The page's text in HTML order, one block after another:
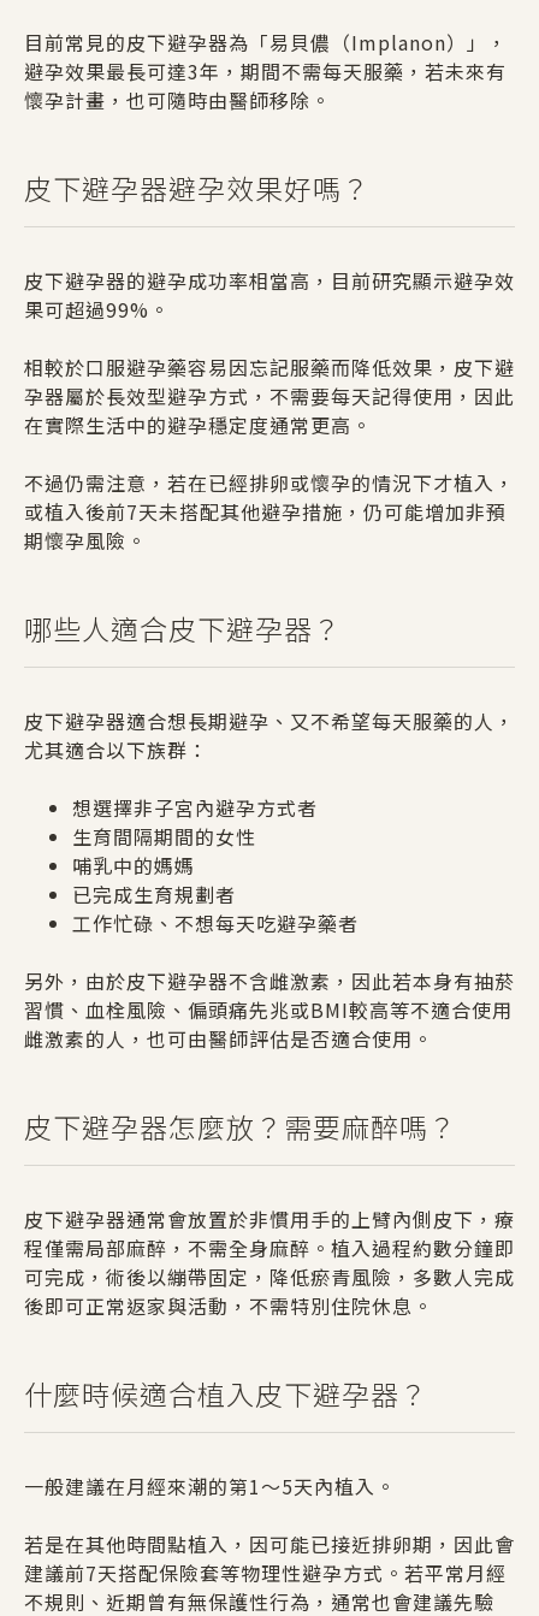
目前常見的皮下避孕器為「易貝儂（Implanon）」，
避孕效果最長可達3年，期間不需每天服藥，若未來有
懷孕計畫，也可隨時由醫師移除。
皮下避孕器避孕效果好嗎？
皮下避孕器的避孕成功率相當高，目前研究顯示避孕效
果可超過99%。
相較於口服避孕藥容易因忘記服藥而降低效果，皮下避
孕器屬於長效型避孕方式，不需要每天記得使用，因此
在實際生活中的避孕穩定度通常更高。
不過仍需注意，若在已經排卵或懷孕的情況下才植入，
或植入後前7天未搭配其他避孕措施，仍可能增加非預
期懷孕風險。
哪些人適合皮下避孕器？
皮下避孕器適合想長期避孕、又不希望每天服藥的人，
尤其適合以下族群：
想選擇非子宮內避孕方式者
生育間隔期間的女性
哺乳中的媽媽
已完成生育規劃者
工作忙碌、不想每天吃避孕藥者
另外，由於皮下避孕器不含雌激素，因此若本身有抽菸
習慣、血栓風險、偏頭痛先兆或BMI較高等不適合使用
雌激素的人，也可由醫師評估是否適合使用。
皮下避孕器怎麼放？需要麻醉嗎？
皮下避孕器通常會放置於非慣用手的上臂內側皮下，療
程僅需局部麻醉，不需全身麻醉。 植入過程約數分鐘即
可完成，術後以繃帶固定，降低瘀青風險，多數人完成
後即可正常返家與活動，不需特別住院休息。
什麼時候適合植入皮下避孕器？
一般建議在月經來潮的第1～5天內植入。
若是在其他時間點植入，因可能已接近排卵期，因此會
建議前7天搭配保險套等物理性避孕方式。若平常月經
不規則、近期曾有無保護性行為，通常也會建議先驗